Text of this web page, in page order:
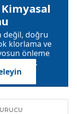
değil, doğru
klorlama ve
önleme